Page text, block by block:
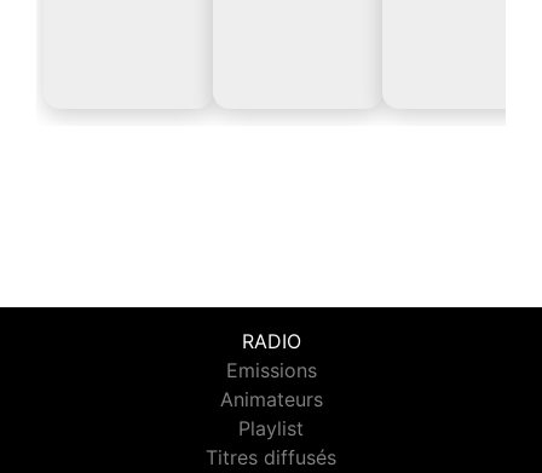
RADIO
Emissions
Animateurs
Playlist
Titres diffusés